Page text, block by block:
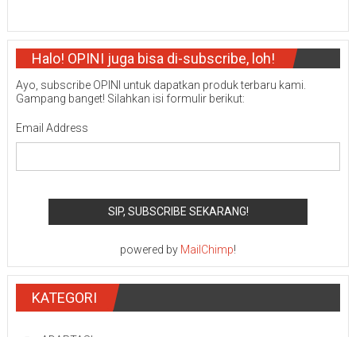
Halo! OPINI juga bisa di-subscribe, loh!
Ayo, subscribe OPINI untuk dapatkan produk terbaru kami.
Gampang banget! Silahkan isi formulir berikut:
Email Address
powered by MailChimp!
KATEGORI